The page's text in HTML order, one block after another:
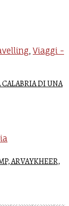
, Viaggi -
DI UNA
ARVAYKHEER,